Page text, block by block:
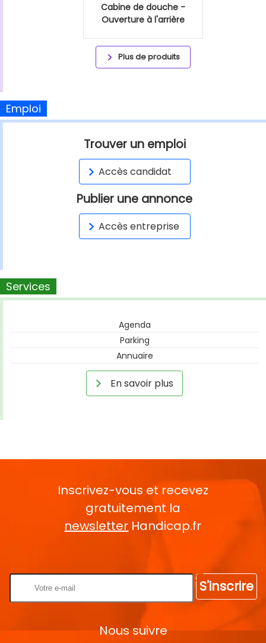
Cabine de douche -
Ouverture à l'arrière
Plus de produits
Emploi
Trouver un emploi
Accès candidat
Publier une annonce
Accès entreprise
Services
Agenda
Parking
Annuaire
En savoir plus
Inscrivez-vous et recevez
gratuitement la
newsletter Handicap.fr
S'inscrire
Nous suivre